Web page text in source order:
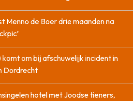
Menno de Boer drie maanden na
om bij afschuwelijk incident in
Dordrecht
hotel met Joodse tieners,